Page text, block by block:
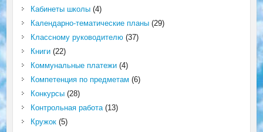
Кабинеты школы(4)
Календарно-тематические планы(29)
Классному руководителю(37)
Книги(22)
Коммунальные платежи(4)
Компетенция по предметам (6)
Конкурсы(28)
Контрольная работа(13)
Кружок(5)